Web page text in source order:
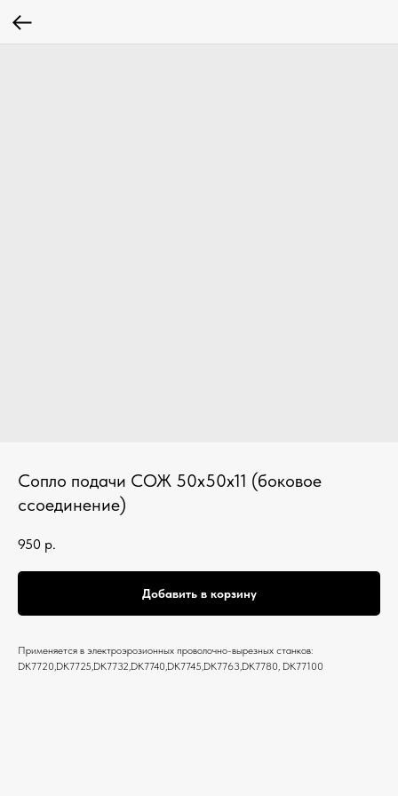
Сопло подачи СОЖ 50х50х11 (боковое
ссоединение)
950 р.
Добавить в корзину
Применяется в электроэрозионных проволочно-вырезных станков:
DK7720,DK7725,DK7732,DK7740,DK7745,DK7763,DK7780, DK77100